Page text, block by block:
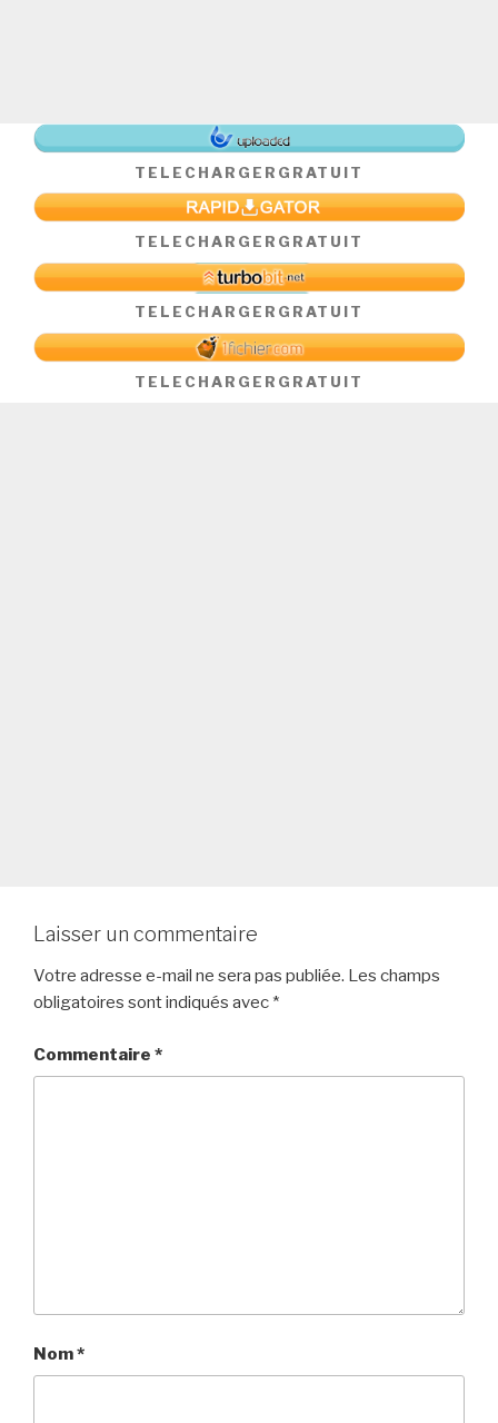
TELECHARGER GRATUIT
TELECHARGER GRATUIT
TELECHARGER GRATUIT
TELECHARGER GRATUIT
Laisser un commentaire
Votre adresse e-mail ne sera pas publiée. Les champs
obligatoires sont indiqués avec *
Commentaire *
Nom*